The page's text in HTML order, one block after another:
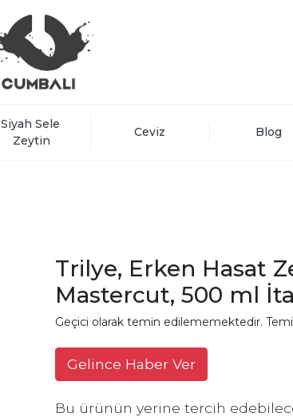
Siyah Sele
Zeytin
Ceviz Blog
Trilye, Erken Hasat
Mastercut, 500 ml
Geçici olarak temin edilememektedir.
Gelince Haber Ver
Bu ürünün yerine tercih